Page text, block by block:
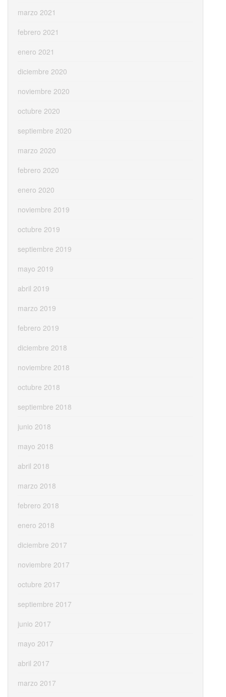
marzo 2021
febrero 2021
enero 2021
diciembre 2020
noviembre 2020
octubre 2020
septiembre 2020
marzo 2020
febrero 2020
enero 2020
noviembre 2019
octubre 2019
septiembre 2019
mayo 2019
abril 2019
marzo 2019
febrero 2019
diciembre 2018
noviembre 2018
octubre 2018
septiembre 2018
junio 2018
mayo 2018
abril 2018
marzo 2018
febrero 2018
enero 2018
diciembre 2017
noviembre 2017
octubre 2017
septiembre 2017
junio 2017
mayo 2017
abril 2017
marzo 2017